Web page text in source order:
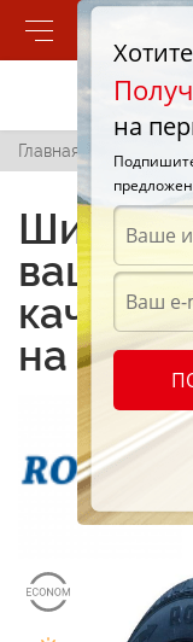
Позвонить
Главная /
Шины
вашего
на
Хотите
на